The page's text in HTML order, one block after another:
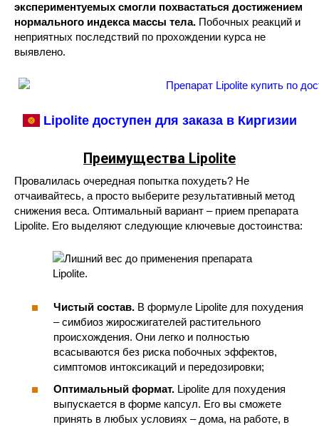
экспериментуемых смогли похвастаться достижением
нормального индекса массы тела. Побочных реакций и
неприятных последствий по прохождении курса не
выявлено.
Lipolite доступен для заказа в Киргизии
Преимущества Lipolite
Провалилась очередная попытка похудеть? Не
отчаивайтесь, а просто выберите результативный метод
снижения веса. Оптимальный вариант – прием препарата
Lipolite. Его выделяют следующие ключевые достоинства:
Чистый состав. В формуле Lipolite для похудения
– симбиоз жиросжигателей растительного
происхождения. Они легко и полностью
всасываются без риска побочных эффектов,
симптомов интоксикаций и передозировки;
Оптимальный формат. Lipolite для похудения
выпускается в форме капсул. Его вы сможете
принять в любых условиях – дома, на работе, в